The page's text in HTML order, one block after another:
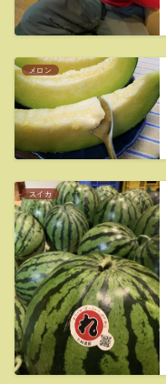
メロン
スイカ